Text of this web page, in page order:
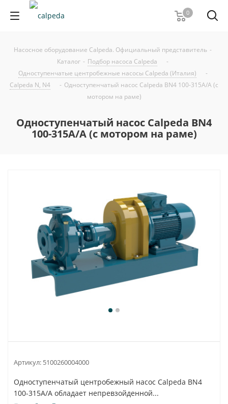
0
Насосное оборудование Calpeda. Официальный представитель -
Каталог - Подбор насоса Calpeda
-
Одноступенчатые центробежные насосы Calpeda (Италия)
-
Calpeda N, N4
- Одноступенчатый насос Calpeda BN4 100-315A/A (с
мотором на раме)
Одноступенчатый насос Calpeda BN4
100-315A/A (с мотором на раме)
Артикул: 5100260004000
Одноступенчатый центробежный насос Calpeda BN4
100-315A/A обладает непревзойденной...